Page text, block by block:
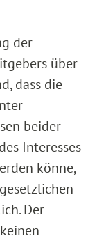
der
über
dass die
beider
Interesses
könne,
Der